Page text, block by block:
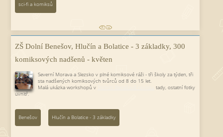
sci-fi a komiksů
ZŠ Dolní Benešov, Hlučín a Bolatice - 3 základky, 300
komiksových nadšenů - květen
Severní Morava a Slezsko v plné komiksové ráži - tři školy za týden, tři
sta nadšených komiksových tvůrců od 8 do 15 let.
Malá ukázka workshopů v
tady, ostatní fotky
uvnitř.
Benešov Hlučín a Bolatice - 3 základky